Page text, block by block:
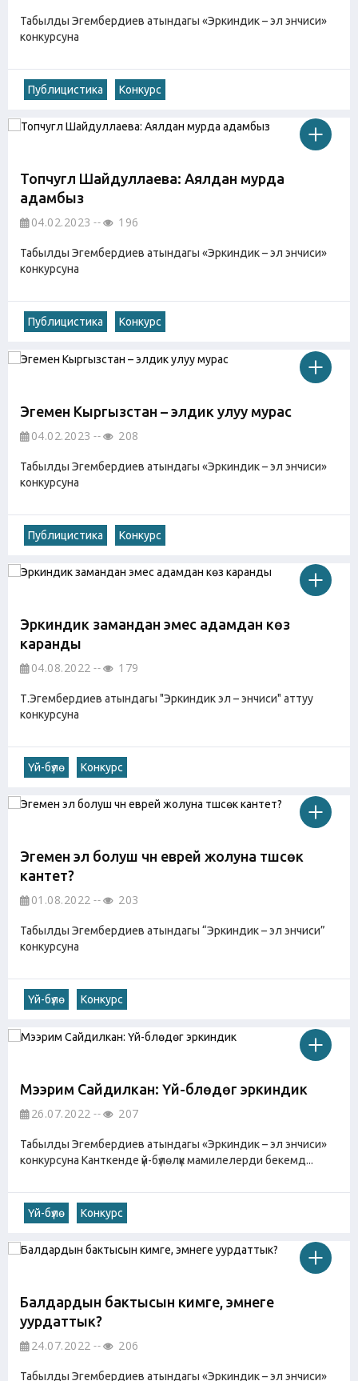
Табылды Эгембердиев атындагы «Эркиндик – эл энчиси»
конкурсуна
Публицистика Конкурс
Топчугүл Шайдуллаева: Аялдан мурда
адамбыз
04.02.2023 196
Табылды Эгембердиев атындагы «Эркиндик – эл энчиси»
конкурсуна
Публицистика Конкурс
Эгемен Кыргызстан – элдик улуу мурас
04.02.2023 208
Табылды Эгембердиев атындагы «Эркиндик – эл энчиси»
конкурсуна
Публицистика Конкурс
Эркиндик замандан эмес адамдан көз
каранды
04.08.2022 179
Т.Эгембердиев атындагы "Эркиндик эл – энчиси" аттуу
конкурсуна
Үй-бүлө Конкурс
Эгемен эл болуш үчүн еврей жолуна түшсөк
кантет?
01.08.2022 203
Табылды Эгембердиев атындагы “Эркиндик – эл энчиси”
конкурсуна
Үй-бүлө Конкурс
Мээрим Сайдилкан: Үй-бүлөдөгү эркиндик
26.07.2022 207
Табылды Эгембердиев атындагы «Эркиндик – эл энчиси»
конкурсуна Канткенде үй-бүлөлүк мамилелерди бекемд...
Үй-бүлө Конкурс
Балдардын бактысын кимге, эмнеге
уурдаттык?
24.07.2022 206
Табылды Эгембердиев атындагы «Эркиндик – эл энчиси»